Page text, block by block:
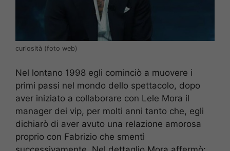
curiosità (foto web)
Nel lontano 1998 egli cominciò a muovere i
primi passi nel mondo dello spettacolo, dopo
aver iniziato a collaborare con Lele Mora il
manager dei vip, per molti anni tanto che, egli
dichiarò di aver avuto una relazione amorosa
proprio con Fabrizio che smentì